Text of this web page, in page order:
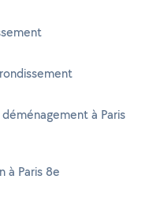
à Paris
à Paris 8e